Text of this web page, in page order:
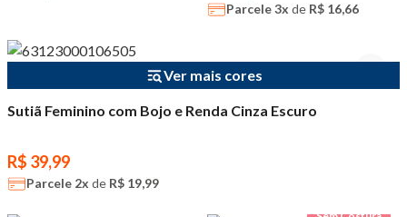
Parcele3x de R$ 16,66
Ver mais cores
Sutiã Feminino com Bojo e Renda Cinza Escuro
R$ 39,99
Parcele 2x de R$ 19,99